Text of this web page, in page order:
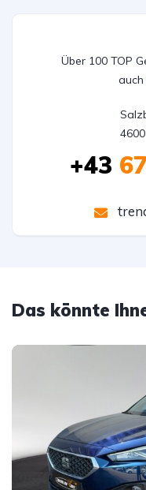
Über 100 TOP
+43
Das könnte